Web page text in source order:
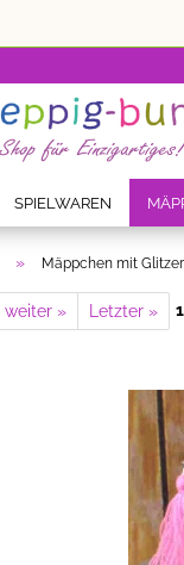
SPIELWAREN
» Mäppchen mit
weiter » Letzter »